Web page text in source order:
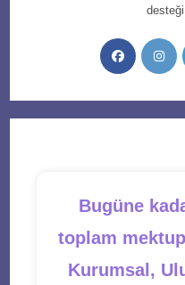
desteği
Opens
in
in
Bugüne
toplam
Kurumsal,